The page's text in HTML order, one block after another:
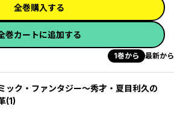
全巻購入する
巻カートに追加する
1巻から 最新から
ック・ファンタジー～秀才・夏目利久の
(1)